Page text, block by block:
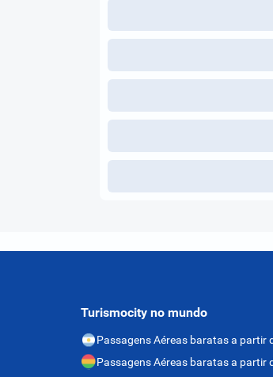
Turismocity no mundo